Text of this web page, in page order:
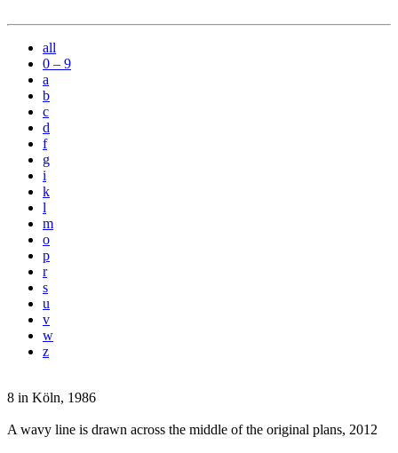
all
0 – 9
a
b
c
d
f
g
i
k
l
m
o
p
r
s
u
v
w
z
8 in Köln, 1986
A wavy line is drawn across the middle of the original plans, 2012